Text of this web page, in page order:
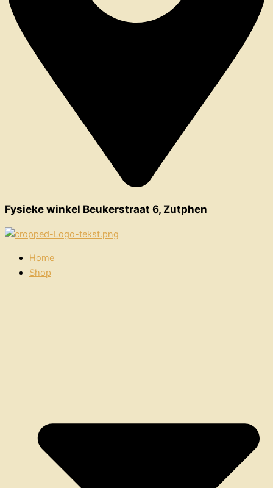
Fysieke winkel Beukerstraat 6, Zutphen
Home
Shop